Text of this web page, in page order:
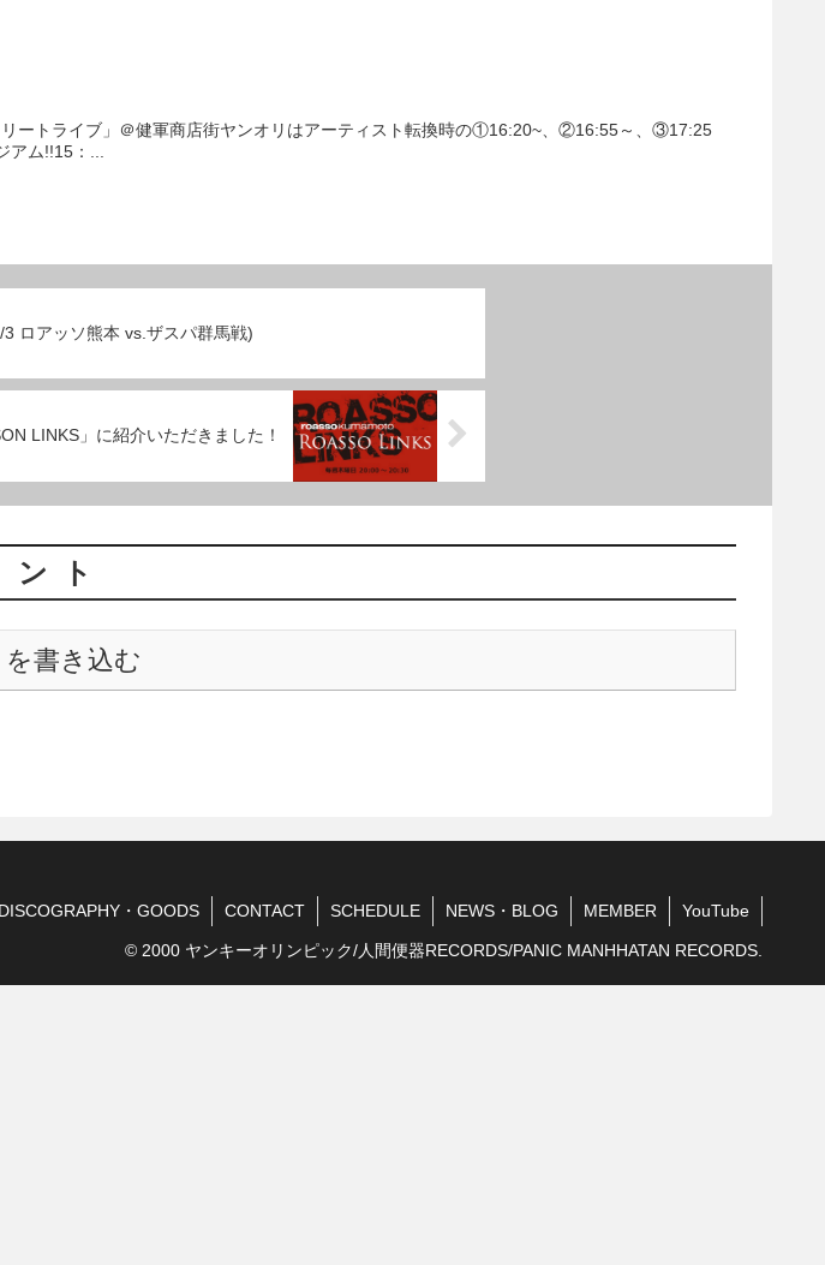
ートライブ」＠健軍商店街ヤンオリはアーティスト転換時の①16:20~、②16:55～、③17:25
アム!!15：...
ロアッソ熊本 vs.ザスパ群馬戦)
LINKS」に紹介いただきました！
ント
書き込む
DISCOGRAPHY・GOODS CONTACT SCHEDULE NEWS・BLOG MEMBER YouTube
© 2000 ヤンキーオリンピック/人間便器RECORDS/PANIC MANHHATAN RECORDS.